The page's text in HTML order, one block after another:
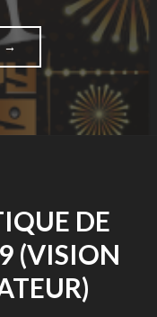
DE
(VISION